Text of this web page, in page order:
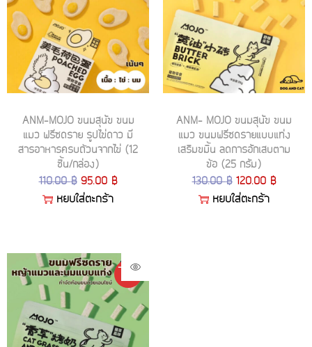
ANM-MOJO ขนมสุนัข ขนม
แมว ฟรีซดราย รูปไข่ดาว มี
สารอาหารครบถ้วนจากไข่ (12
ชิ้น/กล่อง)
110.00฿ 95.00 ฿
หยิบใส่ตะกร้า
ANM- MOJO ขนมสุนัข ขนม
แมว ขนมฟรีซดรายแบบแท่ง
เสริมขมิ้น ลดการอักเสบตาม
ข้อ (25 กรัม)
130.00฿ 120.00 ฿
หยิบใส่ตะกร้า
-8%